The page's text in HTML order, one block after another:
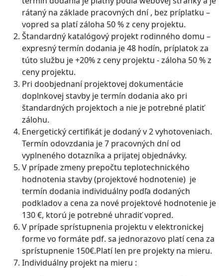
rátaný na základe pracovných dní , bez príplatku –
vopred sa platí záloha 50 % z ceny projektu.
Štandardný katalógový projekt rodinného domu –
expresný termín dodania je 48 hodín, príplatok za
túto službu je +20% z ceny projektu - záloha 50 % z
ceny projektu.
Pri doobjednaní projektovej dokumentácie
doplnkovej stavby je termín dodania ako pri
štandardných projektoch a nie je potrebné platiť
zálohu.
Energetický certifikát je dodaný v 2 vyhotoveniach.
Termín odovzdania je 7 pracovných dní od
vyplneného dotazníka a prijatej objednávky.
V prípade zmeny prepočtu teplotechnického
hodnotenia stavby (projektové hodnotenie) je
termín dodania individuálny podľa dodaných
podkladov a cena za nové projektové hodnotenie je
130 €, ktorú je potrebné uhradiť vopred.
V prípade sprístupnenia projektu v elektronickej
forme vo formáte pdf. sa jednorazovo platí cena za
sprístupnenie 150€.Platí len pre projekty na mieru.
Individuálny projekt na mieru :